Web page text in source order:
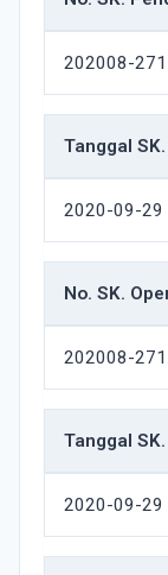
202008-
Tanggal
2020-09-29
No. SK.
202008-
Tanggal
2020-09-29